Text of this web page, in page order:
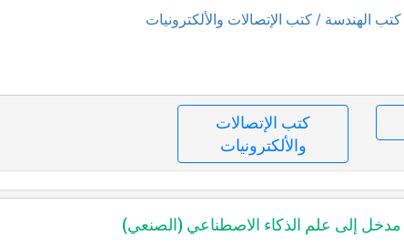
كتب الهندسة / كتب الإتصالات والألكترونيات
كتب الإتصالات
والألكترونيات
مدخل إلى علم الذكاء الاصطناعي (الصنعي)